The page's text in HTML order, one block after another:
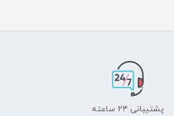
پشتیبانی ۲۴ ساعته